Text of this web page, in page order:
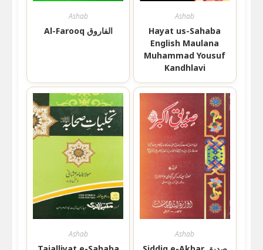
Ashab
Al-Farooq الفاروق
Ashab
Hayat us-Sahaba
English Maulana
Muhammad Yousuf
Kandhlavi
Ashab Ashab